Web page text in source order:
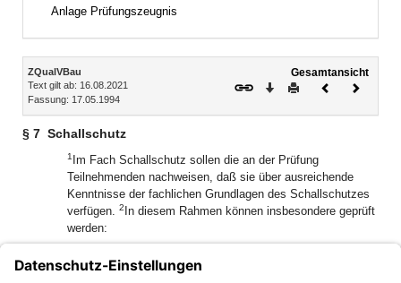
Anlage Prüfungszeugnis
Inhalt
ZQualVBau
Text gilt ab: 16.08.2021
Fassung: 17.05.1994
Gesamtansicht
Download
DruckenVorheriges
§ 7 Schallschutz
1 Im Fach Schallschutz sollen die an der Prüfung
Teilnehmenden nachweisen, daß sie über ausreichende
Kenntnisse der fachlichen Grundlagen des Schallschutzes
verfügen. 2 In diesem Rahmen können insbesondere geprüft
werden:
Anforderungen an Luft- und Trittschalldämmung,